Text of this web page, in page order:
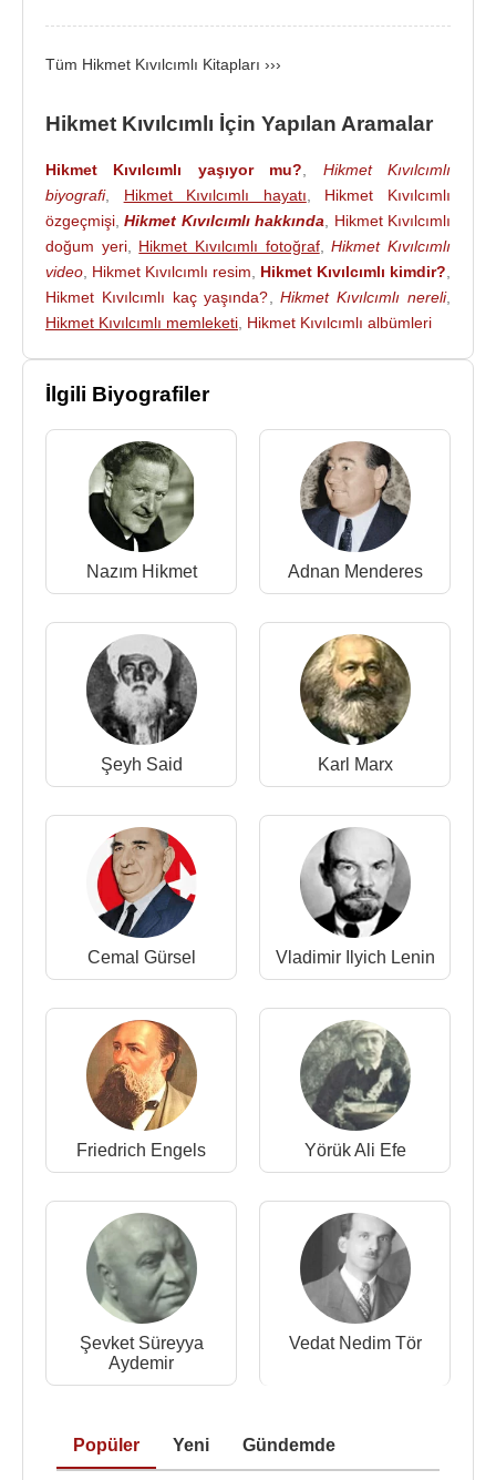
davadan 15 yıl hapis cezasına çarptırıldı, 12 yıl
yattıktan sonra 1950'de
Hikmet Kıvılcımlı,1954yılında yasal olarakVatan
Adnan Menderes
’in bizzat talimatıyla Hikmet
Kıvılcımlı ve 25 partili tutuklandı ve parti kapatıldı.
1958 yılının sonunda tahliye olup, 1961 yılında
sonuçlanan yargılamada ise partililer ve Kıvılcımlı
beraat ettiler.
darbedeDemokrat Parti
Millî Birlik Komitesini, Hikmet Kıvılcımlı Vatan
Partisi başkanı sıfatıyla telgrafla kutladı.
1965 yılında Tarihsel Maddecilik Yayınları'nı kurdu.
Karl Marx,Friedrich Engels
Vladimir Ilyich
Lenin’in eserlerinden birçok çeviriler yaptı ve
1965 yılında “Tarih Tezi” adlı kitabını yayınladı.
1967 yılında İşsizlik ve Pahalılıkla Savaş Derneği'ni
(İPSD) kurdu. İktisattan antropolojiye, Marksist
düşüncenin tarihsel ve kuramsal gelişiminin
açıklanmasına ve Türkiye'de bir işçi sınıfı
konularda çok sayıda telif eseri ve Aydınlık, Türk
Solu, Sosyalist, Ant gibi dergilerde makaleleri
yayınlandı.
Ağır hasta olduğu için arkadaşları onu tedavisi için
yurt dışına çıkardı. Hikmet Kıvılcımlı, 11 Ekim1971
akademisi hastanesi'nde 69 yaşında ölmüştür.
Kaynak:Biyografiler.com
Tüm Hikmet Kıvılcımlı Kitapları ›››
Hikmet Kıvılcımlı İçin Yapılan Aramalar
Hikmet Kıvılcımlı yaşıyor mu?
Hikmet Kıvılcımlı
biyografi, Hikmet Kıvılcımlı hayatı
Hikmet Kıvılcımlı
özgeçmişi ,Hikmet Kıvılcımlı hakkında
Hikmet Kıvılcımlı
doğum yeri, Hikmet Kıvılcımlı fotoğraf,Hikmet Kıvılcımlı
video Hikmet Kıvılcımlı resim Hikmet Kıvılcımlı kimdir?
Hikmet Kıvılcımlı kaç yaşında? ,Hikmet Kıvılcımlı nereli,
Hikmet Kıvılcımlı memleketi Hikmet Kıvılcımlı albümleri
İlgili Biyografiler
Nazım Hikmet Adnan Menderes
Şeyh Said Karl Marx
Cemal Gürsel Vladimir Ilyich Lenin
Friedrich Engels Yörük Ali Efe
Şevket Süreyya
Aydemir
Vedat Nedim Tör
Popüler Yeni Gündemde